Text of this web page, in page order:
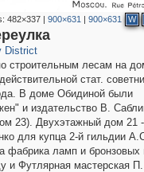
482×337 |900×631 |900×631 W
District
строительным лесам на
стат.
В доме Обидиной были
и издательство В.
23). Двухэтажный дом 21
для купца 2-й гильдии
фабрика ламп и бронзовых
и Футлярная мастерская П.